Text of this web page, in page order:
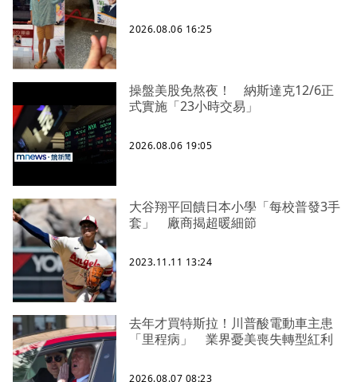
2026.08.06 16:25
操盤美股免熬夜！ 納斯達克12/6正
式實施「23小時交易」
2026.08.06 19:05
大谷翔平回饋日本小學「每校普發3手
套」 廠商揭超暖細節
2023.11.11 13:24
去年才買特斯拉！川普酸電動車主患
「里程病」 業界憂美喪失轉型紅利
2026.08.07 08:23